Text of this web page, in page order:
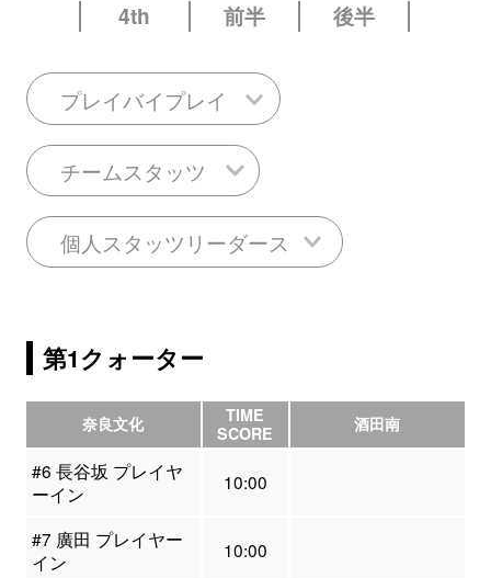
4th
前半 後半
プレイバイプレイ
チームスタッツ
個人スタッツリーダース
第1クォーター
奈良文化
TIME
SCORE
酒田南
#6 長谷坂 プレイヤ
ーイン
10:00
#7 廣田 プレイヤー
イン
10:00